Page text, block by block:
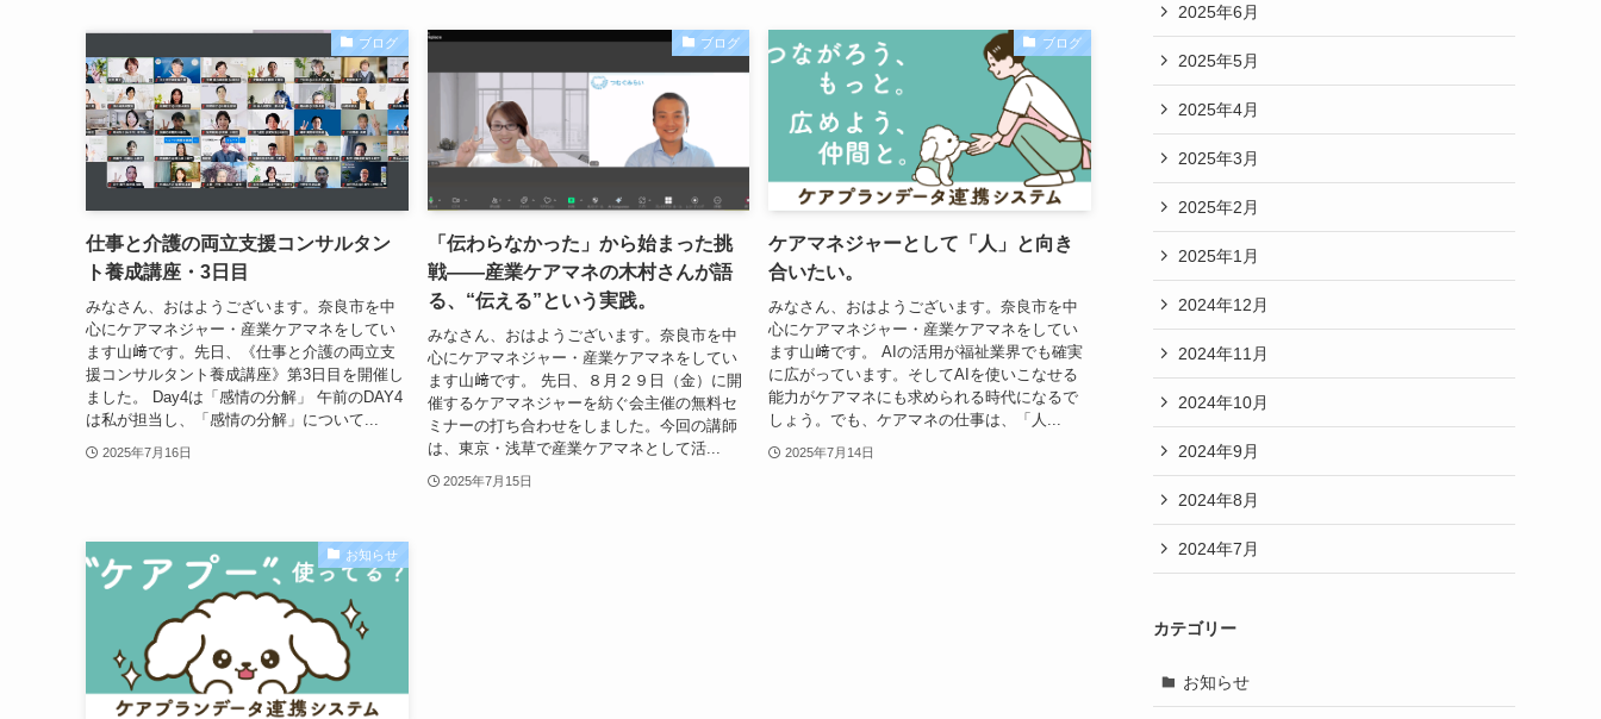
ブログ
仕事と介護の両立支援コンサルタン
ト養成講座・3日目
みなさん、おはようございます。奈良市を中
心にケアマネジャー・産業ケアマネをしてい
ます山﨑です。先日、《仕事と介護の両立支
援コンサルタント養成講座》第3日目を開催し
ました。 Day4は「感情の分解」 午前のDAY4
は私が担当し、「感情の分解」について...
2025年7月16日
ブログ
「伝わらなかった」から始まった挑
戦——産業ケアマネの木村さんが語
る、“伝える”という実践。
みなさん、おはようございます。奈良市を中
心にケアマネジャー・産業ケアマネをしてい
ます山﨑です。 先日、８月２９日（金）に開
催するケアマネジャーを紡ぐ会主催の無料セ
ミナーの打ち合わせをしました。今回の講師
は、東京・浅草で産業ケアマネとして活...
2025年7月15日
ブログ
ケアマネジャーとして「人」と向き
合いたい。
みなさん、おはようございます。奈良市を中
心にケアマネジャー・産業ケアマネをしてい
ます山﨑です。 AIの活用が福祉業界でも確実
に広がっています。そしてAIを使いこなせる
能力がケアマネにも求められる時代になるで
しょう。でも、ケアマネの仕事は、「人...
2025年7月14日
お知らせ
2025年6月
2025年5月
2025年4月
2025年3月
2025年2月
2025年1月
2024年12月
2024年11月
2024年10月
2024年9月
2024年8月
2024年7月
カテゴリー
お知らせ